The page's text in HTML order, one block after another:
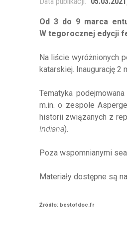
Od 3 do 9 marca
W tegorocznej edycji
Na liście wyróżnionych
katarskiej. Inaugurację 2
Tematyka
m.in. o zespole
historii związanych z
Indiana).
Poza wspomnianymi
Materiały dostępne są
Źródło: bestofdoc.fr